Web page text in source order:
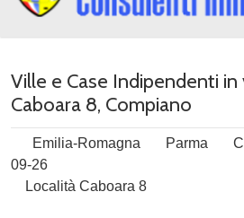
Ville e Case Indipendenti
Caboara 8, Compiano
Emilia-Romagna Parma
09-26
Località Caboara 8